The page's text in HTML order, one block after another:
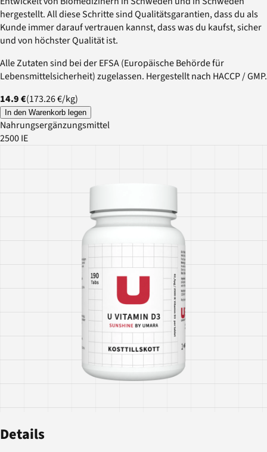
hergestellt. All diese Schritte sind Qualitätsgarantien, dass du als
Kunde immer darauf vertrauen kannst, dass was du kaufst, sicher
und von höchster Qualität ist.
Alle Zutaten sind bei der EFSA (Europäische Behörde für
Lebensmittelsicherheit) zugelassen. Hergestellt nach HACCP / GMP.
14.9 €(173.26 €/kg)
In den Warenkorb legen
Nahrungsergänzungsmittel
2500 IE
Details